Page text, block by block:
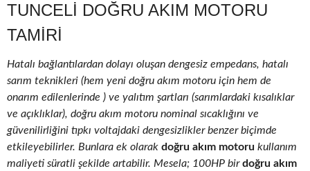
TUNCELI DOĞRU AKIM MOTORU
TAMIRI
Hatalı bağlantılardan dolayı oluşan dengesiz empedans, hatalı
sarım teknikleri (hem yeni doğru akım motoru için hem de
onarım edilenlerinde ) ve yalıtım şartları (sarımlardaki kısalıklar
ve açıklıklar), doğru akım motoru nominal sıcaklığını ve
güvenilirliğini tıpkı voltajdaki dengesizlikler benzer biçimde
etkileyebilirler. Bunlara ek olarak doğru akım motoru kullanım
maliyeti süratli şekilde artabilir. Mesela; 100HP birdoğru akım